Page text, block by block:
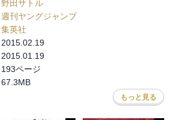
まります。主にサバイブ、民俗学方面で
もあり、そこでほっともするのです
いう事”を際立たせるスパイスにもなって
好きですね。
、山賊ダイアリーあたりが好きな人はお
よりもその疾走感です。
の情報をつかんだ後、アシㇼパさんとの
き出した脱獄囚の捕獲と尾形百之助との
との闘争と生存のための共闘まで、息つ
します。
で全く間延びした感じを与えません。埋
も、白石の登場場面にしても、それぞれ
」の台詞とともに小銃を構えていたりく
野田サトル
週刊ヤングジャンプ
集英社
2015.02.19
2015.01.19
193ページ
67.3MB
もっと見る